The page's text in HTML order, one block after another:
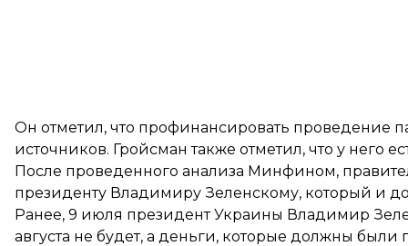
Он отметил, что профинансировать проведение
источников. Гройсман также отметил, что у него
После проведенного анализа Минфином,
президенту Владимиру Зеленскому, который и
Ранее, 9 июля президент Украины Владимир
августа не будет, а деньги, которые должны